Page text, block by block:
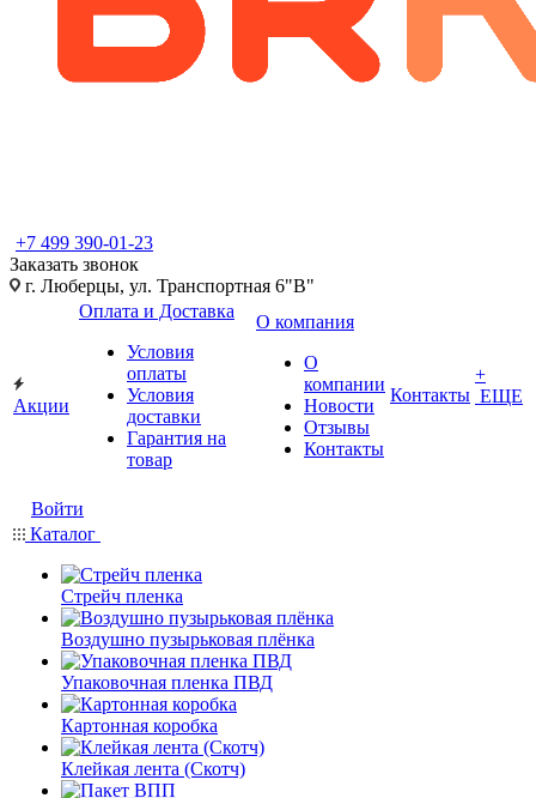
+7 499 390-01-23
Заказать звонок
г. Люберцы, ул. Транспортная 6"В"
Акции
Оплата и Доставка
Условия
оплаты
Условия
доставки
Гарантия на
товар
О компания
О
компании
Новости
Отзывы
Контакты
Контакты
+
ЕЩЕ
Войти
Каталог
Стрейч пленка
Воздушно пузырьковая плёнка
Упаковочная пленка ПВД
Картонная коробка
Клейкая лента (Скотч)